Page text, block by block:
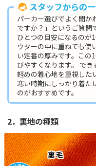
スタッフからの
パーカー選びでよく聞か
ですか？」というご質問
ひとつの目安になるのが
ウターの中に重ねても使
い定番の厚みです。この
びやすくなります。 でき
軽めの着心地を重視した
寒い時期にしっかり着た
のがおすすめです。
2．裏地の種類
裏毛